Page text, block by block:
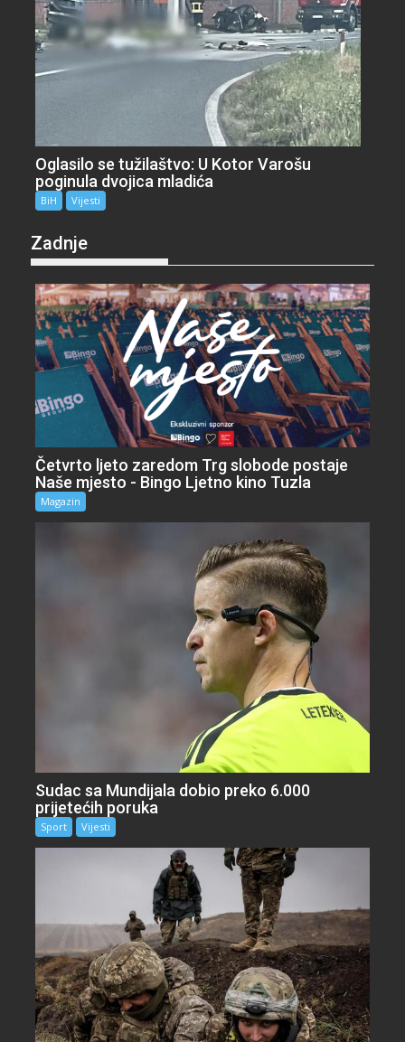
Oglasilo se tužilaštvo: U Kotor Varošu
poginula dvojica mladića
BiH Vijesti
Zadnje
Četvrto ljeto zaredom Trg slobode postaje
Naše mjesto - Bingo Ljetno kino Tuzla
Magazin
Sudac sa Mundijala dobio preko 6.000
prijetećih poruka
Sport Vijesti